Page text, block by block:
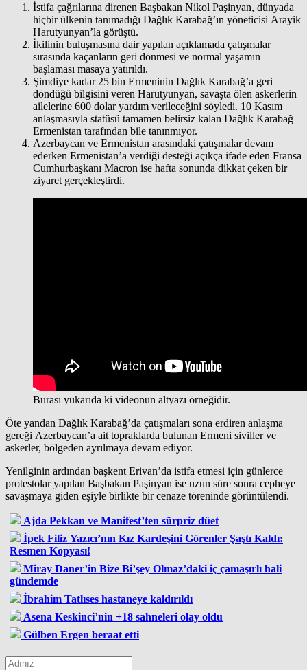
İstifa çağrılarına direnen Başbakan Nikol Paşinyan, dünyada
hiçbir ülkenin tanımadığı Dağlık Karabağ’ın yöneticisi Arayik
Harutyunyan’la görüştü.
İkilinin buluşmasına dair yapılan açıklamada çatışmalar
sırasında kaçanların geri dönmesi ve normal yaşamın
başlaması masaya yatırıldı.
Şimdiye kadar 25 bin Ermeninin Dağlık Karabağ’a geri
döndüğü bilgisini veren Harutyunyan, savaşta ölen askerlerin
ailelerine 600 dolar yardım verileceğini söyledi. 10 Kasım
anlaşmasıyla statüsü tamamen belirsiz kalan Dağlık Karabağ
Ermenistan tarafından bile tanınmıyor.
Azerbaycan ve Ermenistan arasındaki çatışmalar devam
ederken Ermenistan’a verdiği desteği açıkça ifade eden Fransa
Cumhurbaşkanı Macron ise hafta sonunda dikkat çeken bir
ziyaret gerçekleştirdi.
Burası yukarıda ki videonun altyazı örneğidir.
Öte yandan Dağlık Karabağ’da çatışmaları sona erdiren anlaşma
gereği Azerbaycan’a ait topraklarda bulunan Ermeni siviller ve
askerler, bölgeden ayrılmaya devam ediyor.
Yenilginin ardından başkent Erivan’da istifa etmesi için günlerce
protestolar yapılan Başbakan Paşinyan ise uzun süre sonra cepheye
savaşmaya giden eşiyle birlikte bir cenaze töreninde görüntülendi.
Ajda Pekkan ve Manifest’ten sürpriz düet
İpek Filiz Yazıcı’nın Kız Kardeşini Görenler Şaştı Kaldı:
Resmen Kopyası!
Miray Daner’in Bize Bi’şey Olmaz’daki iç çamaşırlı hali
gündemde
İbrahim Tatlıses hastaneye kaldırıldı
Asena Keskinci’nin +18 sahneleri olay oldu
Gülben Ergen beraat etti